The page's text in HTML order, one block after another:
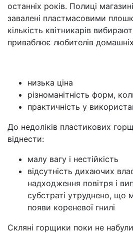
останніх років. Полиці
завалені пластмасовими
кількість квітникарів
приваблює любителів
низька ціна
різноманітність форм,
практичність у
До недоліків пластикових
віднести:
малу вагу і нестійкість
відсутність дихаючих
надходження повітря і
субстраті утруднено, що
появи кореневої гнилі
Скляні горщики поки не